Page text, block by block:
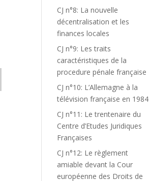
CJ n°8: La nouvelle
décentralisation et les
finances locales
CJ n°9: Les traits
caractéristiques de la
procedure pénale française
CJ n°10: L’Allemagne à la
télévision française en 1984
CJ n°11: Le trentenaire du
Centre d’Etudes Juridiques
Françaises
CJ n°12: Le règlement
amiable devant la Cour
européenne des Droits de